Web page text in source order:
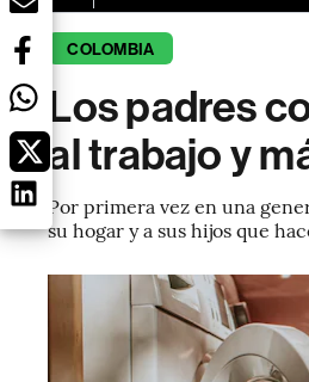
COLOMBIA
Los padres
al trabajo y
Por primera vez en una
su hogar y a sus hijos que